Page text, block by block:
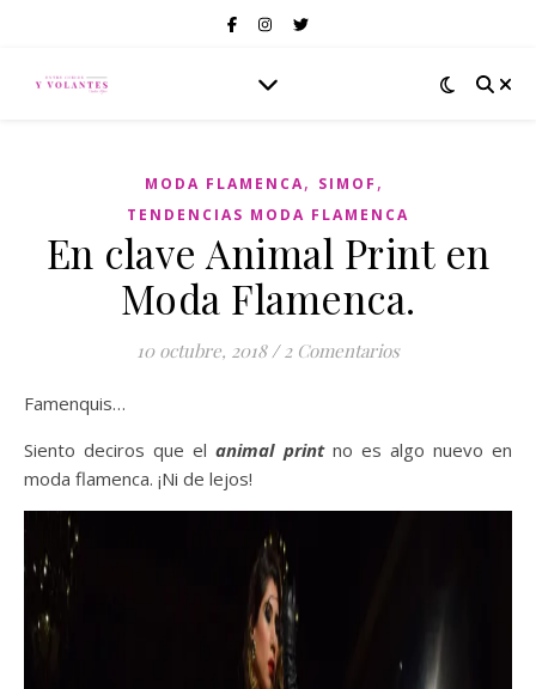
MODA FLAMENCA, SIMOF ,
TENDENCIAS MODA FLAMENCA
En clave Animal Print en
Moda Flamenca.
10 octubre, 2018 / 2 Comentarios
Famenquis…
Siento deciros que elanimal printno es algo nuevo en
moda flamenca. ¡Ni de lejos!